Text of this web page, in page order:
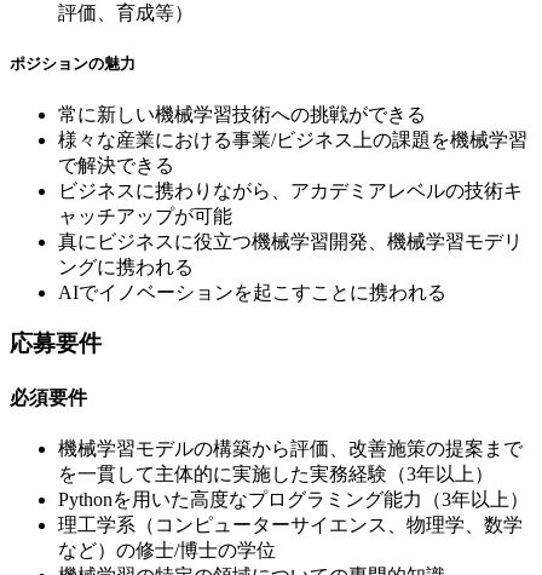
評価、育成等）
ポジションの魅力
常に新しい機械学習技術への挑戦ができる
様々な産業における事業/ビジネス上の課題を機械学習
で解決できる
ビジネスに携わりながら、アカデミアレベルの技術キ
ャッチアップが可能
真にビジネスに役立つ機械学習開発、機械学習モデリ
ングに携われる
AIでイノベーションを起こすことに携われる
応募要件
必須要件
機械学習モデルの構築から評価、改善施策の提案まで
を一貫して主体的に実施した実務経験（3年以上）
Pythonを用いた高度なプログラミング能力（3年以上）
理工学系（コンピューターサイエンス、物理学、数学
など）の修士/博士の学位